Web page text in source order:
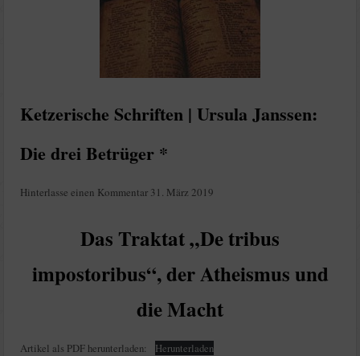
Ketzerische Schriften | Ursula Janssen:
Die drei Betrüger *
Hinterlasse einen Kommentar 31. März 2019
Das Traktat „De tribus
impostoribus“, der Atheismus und
die Macht
Artikel als PDF herunterladen: Herunterladen